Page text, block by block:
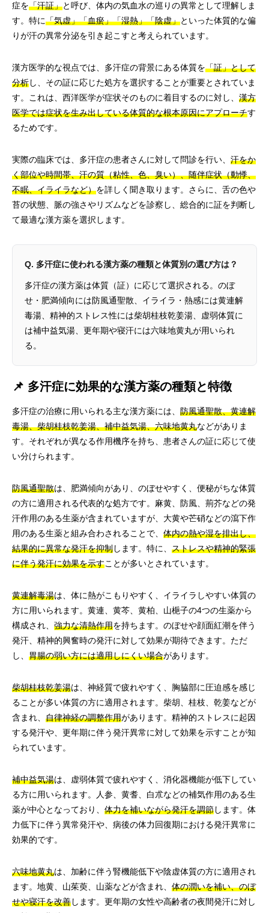
症を「汗証」と呼び、体内の気血水の巡りの異常として理解しま
す。特に「気虚」「血瘀」「湿熱」「陰虚」といった体質的な偏
りが汗の異常分泌を引き起こすと考えられています。
漢方医学的な視点では、多汗症の背景にある体質を「証」として
分析し、その証に応じた処方を選択することが重要とされていま
す。これは、西洋医学が症状そのものに着目するのに対し、 漢方
医学では症状を生み出している体質的な根本原因にアプローチす
るためです。
実際の臨床では、多汗症の患者さんに対して問診を行い、 汗をか
く部位や時間帯、汗の質（粘性、色、臭い）、随伴症状（動悸、
不眠、イライラなど）を詳しく聞き取ります。さらに、舌の色や
苔の状態、脈の強さやリズムなどを診察し、総合的に証を判断し
て最適な漢方薬を選択します。
Q. 多汗症に使われる漢方薬の種類と体質別の選び方は？
多汗症の漢方薬は体質（証）に応じて選択される。のぼ
せ・肥満傾向には防風通聖散、イライラ・熱感には黄連解
毒湯、精神的ストレス性には柴胡桂枝乾姜湯、虚弱体質に
は補中益気湯、更年期や寝汗には六味地黄丸が用いられ
る。
📌 多汗症に効果的な漢方薬の種類と特徴
多汗症の治療に用いられる主な漢方薬には、 防風通聖散、黄連解
毒湯、柴胡桂枝乾姜湯、補中益気湯、六味地黄丸などがありま
す。それぞれが異なる作用機序を持ち、患者さんの証に応じて使
い分けられます。
防風通聖散は、肥満傾向があり、のぼせやすく、便秘がちな体質
の方に適用される代表的な処方です。麻黄、防風、荊芥などの発
汗作用のある生薬が含まれていますが、大黄や芒硝などの瀉下作
用のある生薬と組み合わされることで、 体内の熱や湿を排出し、
結果的に異常な発汗を抑制します。特に、 ストレスや精神的緊張
に伴う発汗に効果を示すことが多いとされています。
黄連解毒湯は、体に熱がこもりやすく、イライラしやすい体質の
方に用いられます。黄連、黄芩、黄柏、山梔子の4つの生薬から
構成され、 強力な清熱作用を持ちます。のぼせや顔面紅潮を伴う
発汗、精神的興奮時の発汗に対して効果が期待できます。ただ
し、 胃腸の弱い方には適用しにくい場合があります。
柴胡桂枝乾姜湯は、神経質で疲れやすく、胸脇部に圧迫感を感じ
ることが多い体質の方に適用されます。柴胡、桂枝、乾姜などが
含まれ、 自律神経の調整作用があります。精神的ストレスに起因
する発汗や、更年期に伴う発汗異常に対して効果を示すことが知
られています。
補中益気湯は、虚弱体質で疲れやすく、消化器機能が低下してい
る方に用いられます。人参、黄耆、白朮などの補気作用のある生
薬が中心となっており、 体力を補いながら発汗を調節します。体
力低下に伴う異常発汗や、病後の体力回復期における発汗異常に
効果的です。
六味地黄丸は、加齢に伴う腎機能低下や陰虚体質の方に適用され
ます。地黄、山茱萸、山薬などが含まれ、 体の潤いを補い、のぼ
せや寝汗を改善します。更年期の女性や高齢者の夜間発汗に対し